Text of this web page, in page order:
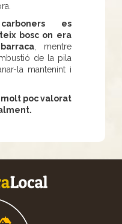
es
bosc on era
, mentre
de la pila
la mantenint i
molt poc valorat